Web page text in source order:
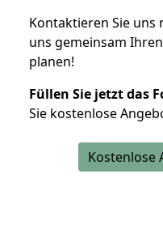
Kontaktieren Sie uns
uns gemeinsam
planen!
Füllen Sie jetzt das
Sie kostenlose
Kostenlose